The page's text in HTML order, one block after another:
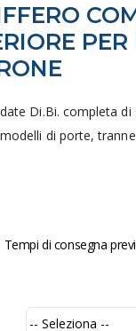
PER
Di.Bi. completa
di porte,
Tempi di consegna